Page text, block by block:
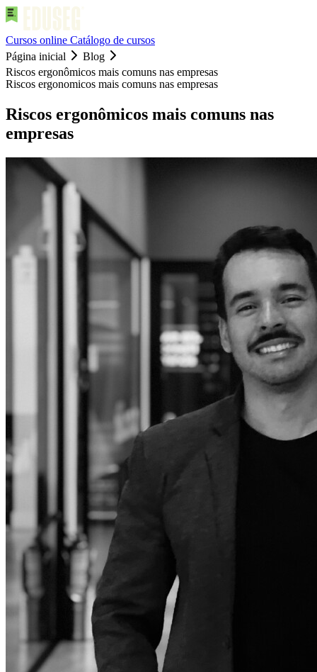
Cursos online Catálogo de cursos
Página inicial
Blog
Riscos ergonômicos mais comuns nas empresas
Riscos ergonomicos mais comuns nas empresas
Riscos ergonômicos mais comuns nas
empresas